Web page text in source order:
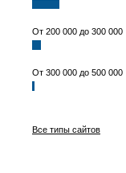
От 200 000 до 300 000
От 300 000 до 500 000
Все типы сайтов